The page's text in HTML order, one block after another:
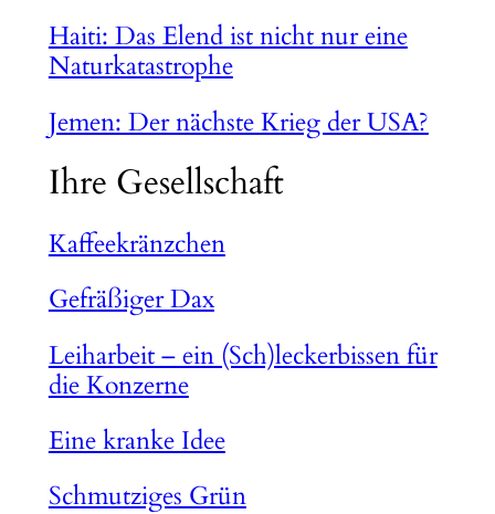
Haiti: Das Elend ist nicht nur eine
Naturkatastrophe
Jemen: Der nächste Krieg der USA?
Ihre Gesellschaft
Kaffeekränzchen
Gefräßiger Dax
Leiharbeit – ein (Sch)leckerbissen für
die Konzerne
Eine kranke Idee
Schmutziges Grün